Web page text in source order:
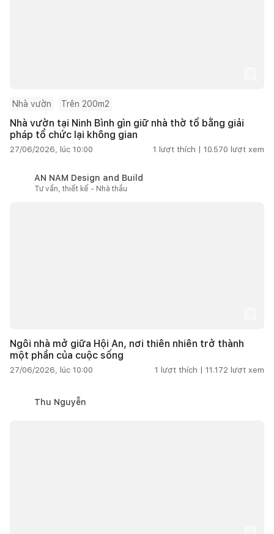
Nhà vườn Trên 200m2
Nhà vườn tại Ninh Bình gìn giữ nhà thờ tổ bằng giải
pháp tổ chức lại không gian
27/06/2026, lúc 10:00 1 lượt thích | 10.570 lượt xem
AN NAM Design and Build
Tư vấn, thiết kế - Nhà thầu
Ngôi nhà mở giữa Hội An, nơi thiên nhiên trở thành
một phần của cuộc sống
27/06/2026, lúc 10:00 1 lượt thích | 11.172 lượt xem
Thu Nguyễn